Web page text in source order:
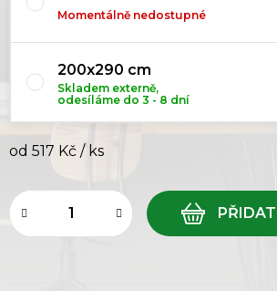
Momentálně nedostupné
200x290 cm
Skladem externě,
odesíláme do 3 - 8 dní
od 517 Kč / ks